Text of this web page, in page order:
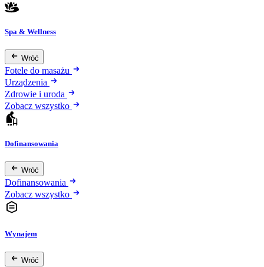
Spa & Wellness
Wróć
Fotele do masażu
Urządzenia
Zdrowie i uroda
Zobacz wszystko
Dofinansowania
Wróć
Dofinansowania
Zobacz wszystko
Wynajem
Wróć